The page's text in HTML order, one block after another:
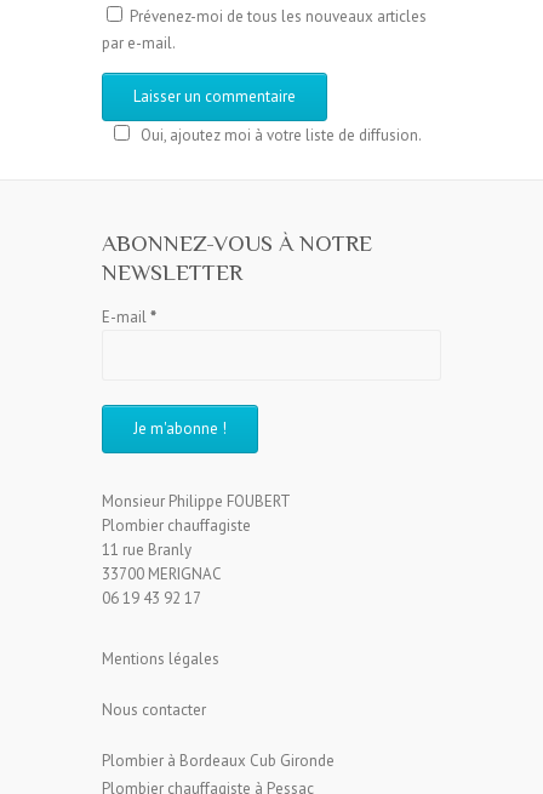
Prévenez-moi de tous les nouveaux articles
par e-mail.
Oui, ajoutez moi à votre liste de diffusion.
ABONNEZ-VOUS À NOTRE
NEWSLETTER
E-mail*
Monsieur Philippe FOUBERT
Plombier chauffagiste
11 rue Branly
33700 MERIGNAC
06 19 43 92 17
Mentions légales
Nous contacter
Plombier à Bordeaux Cub Gironde
Plombier chauffagiste à Pessac